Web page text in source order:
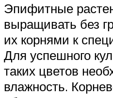
Эпифитные
выращивать без
их корнями к
Для успешного
таких цветов
влажность.